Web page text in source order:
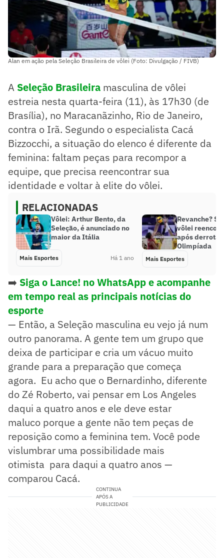
Alan em ação pela Seleção Brasileira de vôlei (Foto: Divulgação / FIVB)
A Seleção Brasileira masculina de vôlei
estreia nesta quarta-feira (11), às 17h30 (de
Brasília), no Maracanãzinho, Rio de Janeiro,
contra o Irã. Segundo o especialista Cacá
Bizzocchi, a situação do elenco é diferente da
feminina: faltam peças para recompor a
equipe, que precisa reencontrar sua
identidade e voltar à elite do vôlei.
RELACIONADAS
Vôlei: Arthur Bento, da
Seleção, é anunciado no
maior da Itália
Mais Esportes Há 1 ano
Revanche?
vôlei
após derrota
Olimpíada
Mais Esportes
➡️ Siga o Lance! no WhatsApp e acompanhe
em tempo real as principais notícias do
esporte
— Então, a Seleção masculina eu vejo já num
outro panorama. A gente tem um grupo que
deixa de participar e cria um vácuo muito
grande para a preparação que começa
agora. Eu acho que o Bernardinho, diferente
do Zé Roberto, vai pensar em Los Angeles
daqui a quatro anos e ele deve estar
maluco porque a gente não tem peças de
reposição como a feminina tem. Você pode
vislumbrar uma possibilidade mais
otimista para daqui a quatro anos —
comparou Cacá.
CONTINUA
APÓS A
PUBLICIDADE